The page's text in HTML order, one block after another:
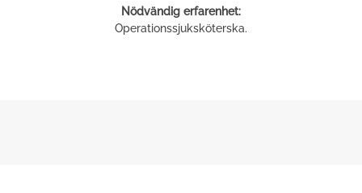
Nödvändig erfarenhet:
Operationssjuksköterska.